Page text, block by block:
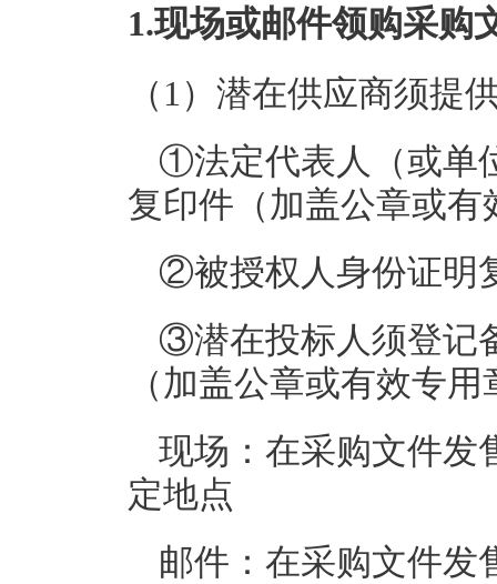
1.现场或邮件领购采购
（1）潜在供应商须提
①法定代表人（或单
复印件（加盖公章或有
②被授权人身份证明
③潜在投标人须登记
（加盖公章或有效专
现场：在采购文件发
定地点
邮件：在采购文件发